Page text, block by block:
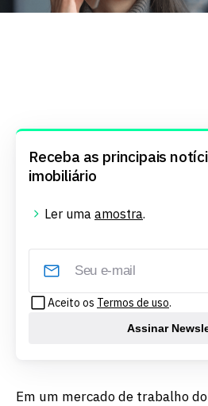
Receba as principais
imobiliário
Ler uma amostra.
Aceito os Termos de uso.
Assinar
Em um mercado de trabalho